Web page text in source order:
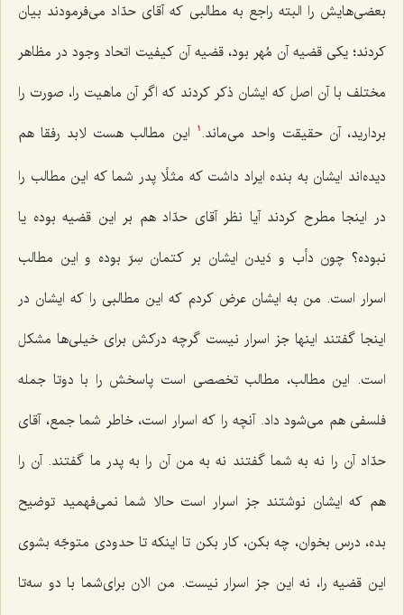
بعضی‌هایش را البته راجع به مطالبی كه آقای حدّاد می‌فرمودند بیان
كردند؛ یكی قضیه آن مُهر بود، قضیه آن كیفیت اتحاد وجود در مظاهر
مختلف با آن اصل كه ایشان ذكر كردند كه اگر آن ماهیت را، صورت را
بردارید، آن حقیقت واحد می‌ماند. 1
این مطالب هست لابد رفقا هم
دیده‌اند ایشان به بنده ایراد داشت كه مثلًا پدر شما كه این مطالب را
در اینجا مطرح كردند آیا نظر آقای حدّاد هم بر این قضیه بوده یا
نبوده؟ چون دأب و دَیدن ایشان بر كتمان سِرّ بوده و این مطالب
اسرار است. من به ایشان عرض كردم كه این مطالبی را كه ایشان در
اینجا گفتند اینها جز اسرار نیست گرچه دركش برای خیلی‌ها مشكل
است. این مطالب، مطالب تخصصی است پاسخش را با دوتا جمله
فلسفی هم می‌شود داد. آنچه را كه اسرار است، خاطر شما جمع، آقای
حدّاد آن را نه به شما گفتند نه به من آن را به پدر ما گفتند. آن را
هم كه ایشان نوشتند جز اسرار است حالا شما نمی‌فهمید توضیح
بده، درس بخوان، چه بكن، كار بكن تا اینكه تا حدودی متوجّه بشوی
این قضیه را، نه این جز اسرار نیست. من الان برای‌شما با دو سه‌تا